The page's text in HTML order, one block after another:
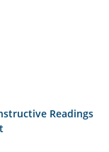
Readings